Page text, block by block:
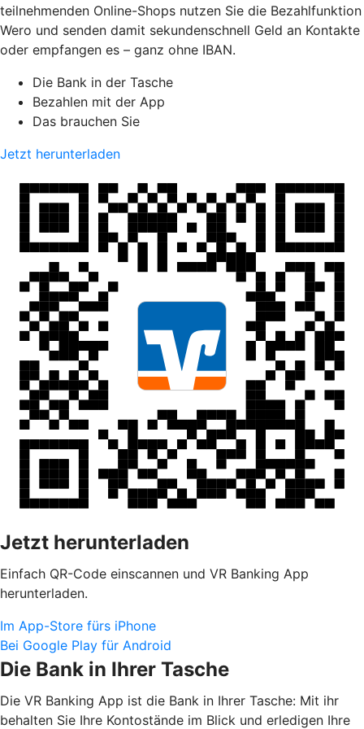
teilnehmenden Online-Shops nutzen Sie die Bezahlfunktion
Wero und senden damit sekundenschnell Geld an Kontakte
oder empfangen es – ganz ohne IBAN.
Die Bank in der Tasche
Bezahlen mit der App
Das brauchen Sie
Jetzt herunterladen
Jetzt herunterladen
Einfach QR-Code einscannen und VR Banking App
herunterladen.
Im App-Store fürs iPhone
Bei Google Play für Android
Die Bank in Ihrer Tasche
Die VR Banking App ist die Bank in Ihrer Tasche: Mit ihr
behalten Sie Ihre Kontostände im Blick und erledigen Ihre